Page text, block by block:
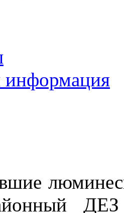
информация
ДЕЗ